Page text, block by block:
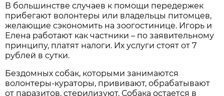
В большинстве случаев к помощи передержек
прибегают волонтеры или владельцы питомцев,
желающие сэкономить на зоогостинице. Игорь и
Елена работают как частники – по заявительному
принципу, платят налоги. Их услуги стоят от 7
рублей в сутки.
Бездомных собак, которыми занимаются
волонтеры-кураторы, прививают, обрабатывают
от паразитов, стерилизуют. Собака остается в